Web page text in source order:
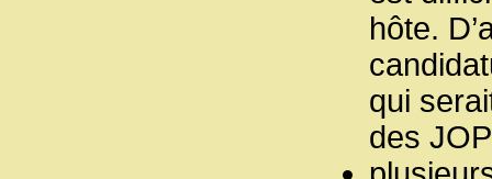
hôte.
qui
des